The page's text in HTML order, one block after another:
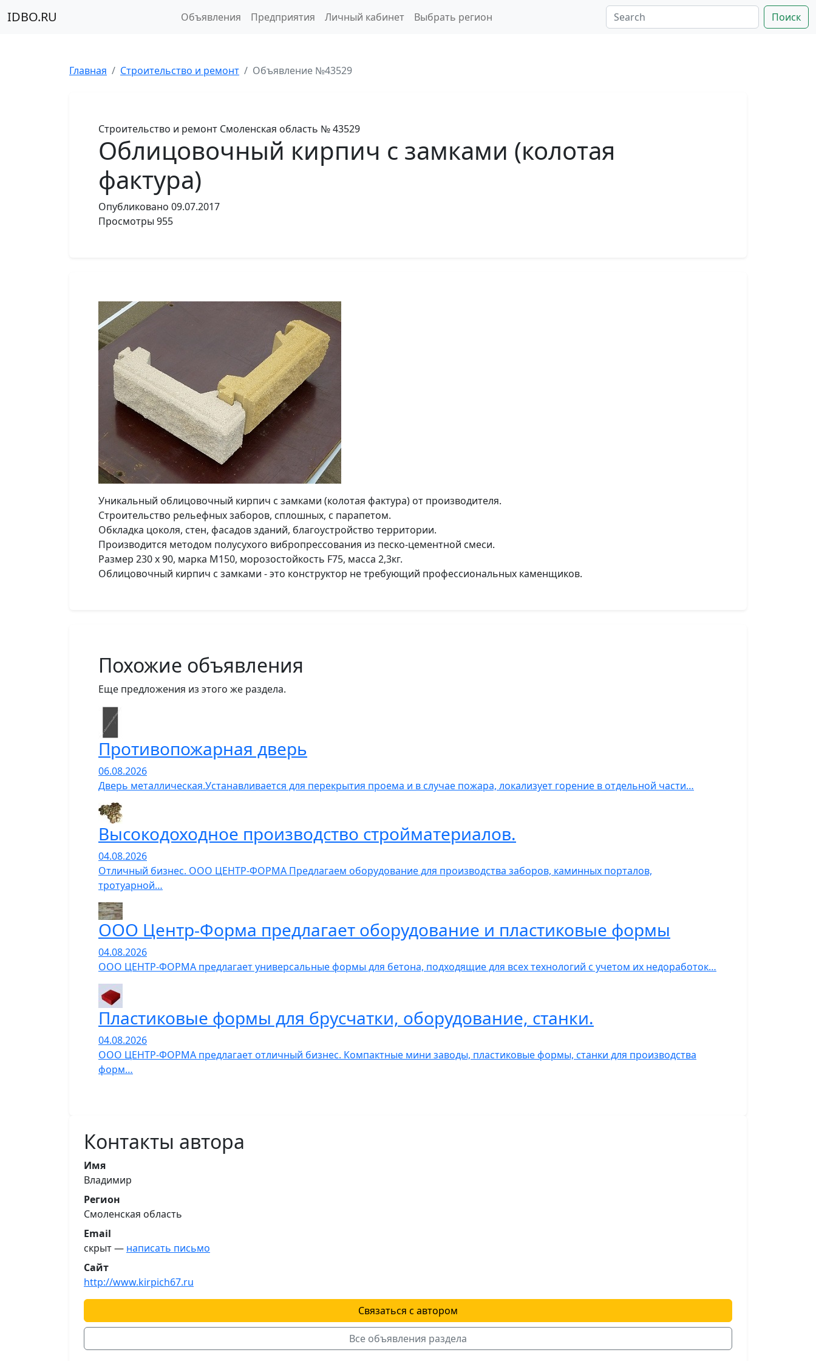
IDBO.RU Объявления Предприятия Личный кабинет Выбрать регион Поиск
Главная Строительство и ремонт Объявление №43529
Строительство и ремонт Смоленская область № 43529
Облицовочный кирпич с замками (колотая
фактура)
Опубликовано 09.07.2017
Просмотры 955
Уникальный облицовочный кирпич с замками (колотая фактура) от производителя.
Строительство рельефных заборов, сплошных, с парапетом.
Обкладка цоколя, стен, фасадов зданий, благоустройство территории.
Производится методом полусухого вибропрессования из песко-цементной смеси.
Размер 230 х 90, марка М150, морозостойкость F75, масса 2,3кг.
Облицовочный кирпич с замками - это конструктор не требующий профессиональных каменщиков.
Похожие объявления
Еще предложения из этого же раздела.
Противопожарная дверь
06.08.2026
Дверь металлическая.Устанавливается для перекрытия проема и в случае пожара, локализует горение в отдельной части…
Высокодоходное производство стройматериалов.
04.08.2026
Отличный бизнес. ООО ЦЕНТР-ФОРМА Предлагаем оборудование для производства заборов, каминных порталов,
тротуарной…
ООО Центр-Форма предлагает оборудование и пластиковые формы
04.08.2026
ООО ЦЕНТР-ФОРМА предлагает универсальные формы для бетона, подходящие для всех технологий с учетом их недоработок…
Пластиковые формы для брусчатки, оборудование, станки.
04.08.2026
ООО ЦЕНТР-ФОРМА предлагает отличный бизнес. Компактные мини заводы, пластиковые формы, станки для производства
форм…
Контакты автора
Имя
Владимир
Регион
Смоленская область
Email
скрыт — написать письмо
Сайт
http://www.kirpich67.ru
Связаться с автором
Все объявления раздела